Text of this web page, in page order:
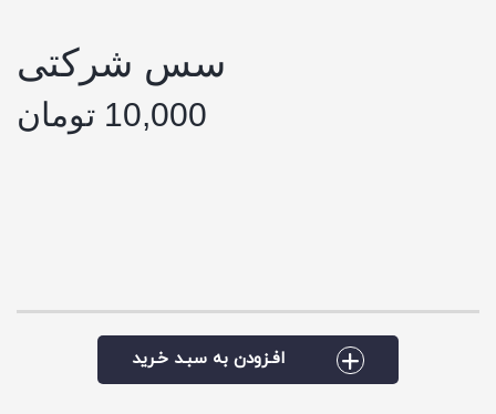
سس شرکتی
10,000 تومان
افـزودن به سبـد خـرید